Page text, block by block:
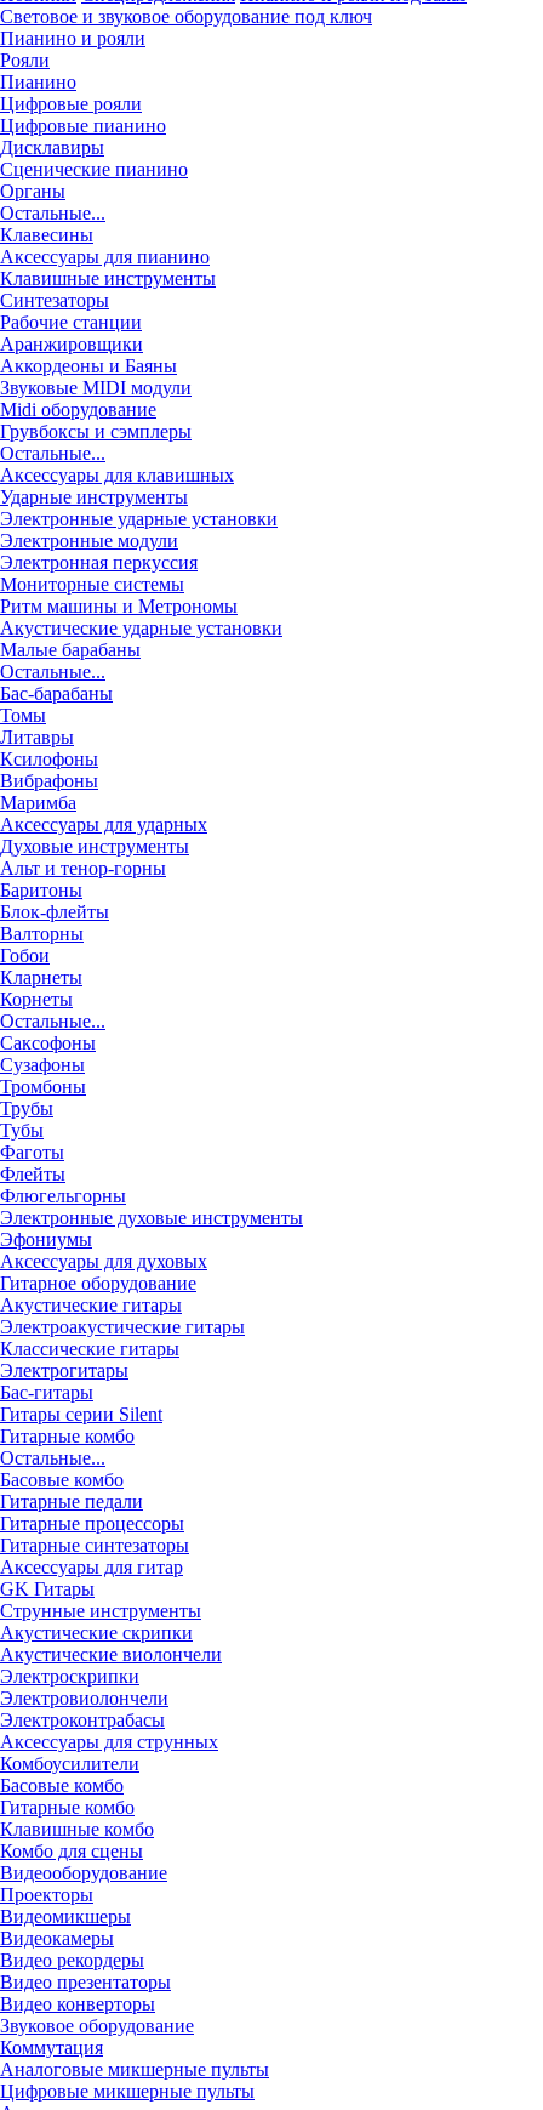
Световое и звуковое оборудование под ключ
Пианино и рояли
Рояли
Пианино
Цифровые рояли
Цифровые пианино
Дисклавиры
Сценические пианино
Органы
Остальные...
Клавесины
Аксессуары для пианино
Клавишные инструменты
Синтезаторы
Рабочие станции
Аранжировщики
Аккордеоны и Баяны
Звуковые MIDI модули
Midi оборудование
Грувбоксы и сэмплеры
Остальные...
Аксессуары для клавишных
Ударные инструменты
Электронные ударные установки
Электронные модули
Электронная перкуссия
Мониторные системы
Ритм машины и Метрономы
Акустические ударные установки
Малые барабаны
Остальные...
Бас-барабаны
Томы
Литавры
Ксилофоны
Вибрафоны
Маримба
Аксессуары для ударных
Духовые инструменты
Альт и тенор-горны
Баритоны
Блок-флейты
Валторны
Гобои
Кларнеты
Корнеты
Остальные...
Саксофоны
Сузафоны
Тромбоны
Трубы
Тубы
Фаготы
Флейты
Флюгельгорны
Электронные духовые инструменты
Эфониумы
Аксессуары для духовых
Гитарное оборудование
Акустические гитары
Электроакустические гитары
Классические гитары
Электрогитары
Бас-гитары
Гитары серии Silent
Гитарные комбо
Остальные...
Басовые комбо
Гитарные педали
Гитарные процессоры
Гитарные синтезаторы
Аксессуары для гитар
GK Гитары
Струнные инструменты
Акустические скрипки
Акустические виолончели
Электроскрипки
Электровиолончели
Электроконтрабасы
Аксессуары для струнных
Комбоусилители
Басовые комбо
Гитарные комбо
Клавишные комбо
Комбо для сцены
Видеооборудование
Проекторы
Видеомикшеры
Видеокамеры
Видео рекордеры
Видео презентаторы
Видео конверторы
Звуковое оборудование
Коммутация
Аналоговые микшерные пульты
Цифровые микшерные пульты